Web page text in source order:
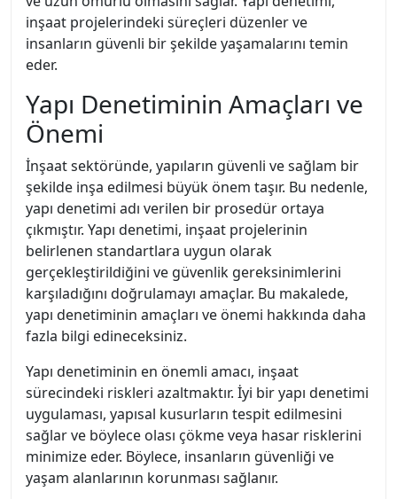
inşaat projelerindeki süreçleri düzenler ve
insanların güvenli bir şekilde yaşamalarını temin
eder.
Yapı Denetiminin Amaçları ve
Önemi
İnşaat sektöründe, yapıların güvenli ve sağlam bir
şekilde inşa edilmesi büyük önem taşır. Bu nedenle,
yapı denetimi adı verilen bir prosedür ortaya
çıkmıştır. Yapı denetimi, inşaat projelerinin
belirlenen standartlara uygun olarak
gerçekleştirildiğini ve güvenlik gereksinimlerini
karşıladığını doğrulamayı amaçlar. Bu makalede,
yapı denetiminin amaçları ve önemi hakkında daha
fazla bilgi edineceksiniz.
Yapı denetiminin en önemli amacı, inşaat
sürecindeki riskleri azaltmaktır. İyi bir yapı denetimi
uygulaması, yapısal kusurların tespit edilmesini
sağlar ve böylece olası çökme veya hasar risklerini
minimize eder. Böylece, insanların güvenliği ve
yaşam alanlarının korunması sağlanır.